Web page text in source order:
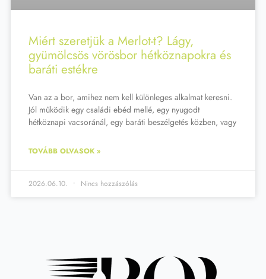
Miért szeretjük a Merlot-t? Lágy,
gyümölcsös vörösbor hétköznapokra és
baráti estékre
Van az a bor, amihez nem kell különleges alkalmat keresni.
Jól működik egy családi ebéd mellé, egy nyugodt
hétköznapi vacsoránál, egy baráti beszélgetés közben, vagy
TOVÁBB OLVASOK »
2026.06.10. Nincs hozzászólás